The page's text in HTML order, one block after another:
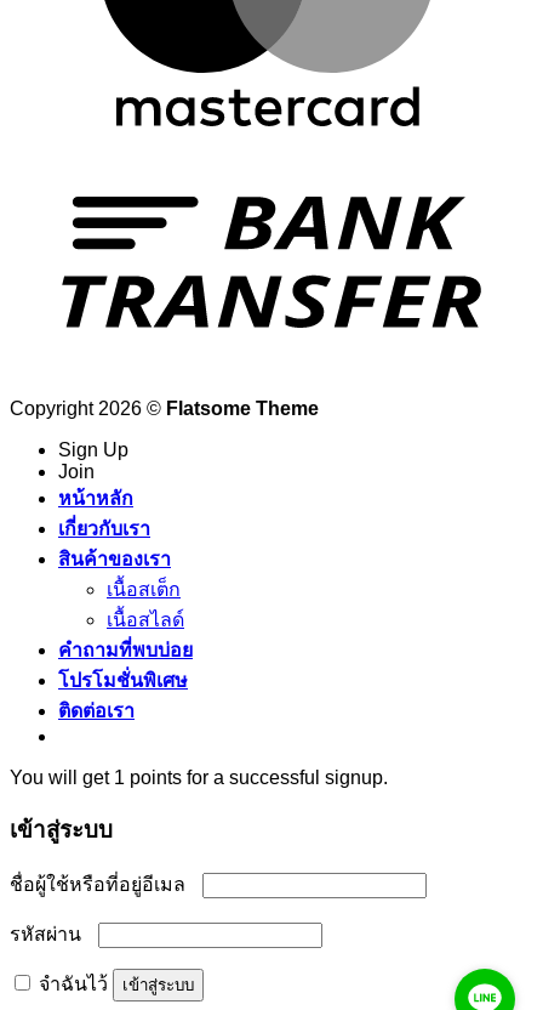
Copyright 2026 © Flatsome Theme
Sign Up
Join
หน้าหลัก
เกี่ยวกับเรา
สินค้าของเรา
เนื้อสเต็ก
เนื้อสไลด์
คำถามที่พบบ่อย
โปรโมชั่นพิเศษ
ติดต่อเรา
You will get 1 points for a successful signup.
เข้าสู่ระบบ
ชื่อผู้ใช้หรือที่อยู่อีเมล
รหัสผ่าน
จำฉันไว้ เข้าสู่ระบบ